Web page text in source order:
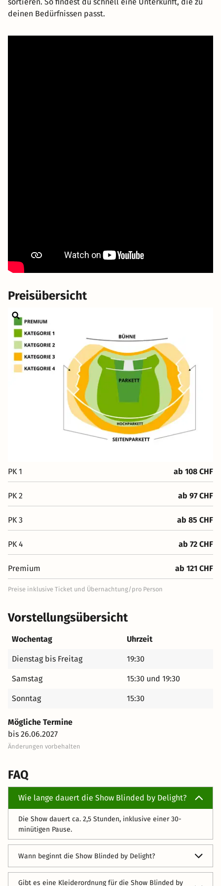
deinen Bedürfnissen passt.
Preisübersicht
PK 1 ab 108 CHF
PK 2 ab 97 CHF
PK 3 ab 85 CHF
PK 4 ab 72 CHF
Premium ab 121 CHF
Preise inklusive Ticket und Übernachtung/pro Person
Vorstellungsübersicht
Wochentag Uhrzeit
Dienstag bis Freitag 19:30
Samstag 15:30 und 19:30
Sonntag 15:30
Mögliche Termine
bis 26.06.2027
Änderungen vorbehalten
FAQ
Wie lange dauert die Show Blinded by Delight?
Die Show dauert ca. 2,5 Stunden, inklusive einer 30-
minütigen Pause.
Wann beginnt die Show Blinded by Delight?
Gibt es eine Kleiderordnung für die Show Blinded by